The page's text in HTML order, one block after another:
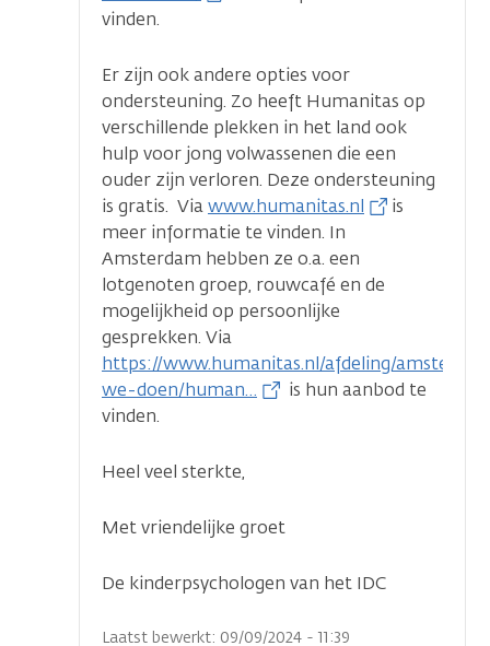
vinden.
Er zijn ook andere opties voor
ondersteuning. Zo heeft Humanitas op
verschillende plekken in het land ook
hulp voor jong volwassenen die een
ouder zijn verloren. Deze ondersteuning
is gratis. Viawww.humanitas.nl
is
meer informatie te vinden. In
Amsterdam hebben ze o.a. een
lotgenoten groep, rouwcafé en de
mogelijkheid op persoonlijke
gesprekken. Via
https://www.humanitas.nl/afdeling/
we-doen/human…
is hun aanbod te
vinden.
Heel veel sterkte,
Met vriendelijke groet
De kinderpsychologen van het IDC
Laatst bewerkt: 09/09/2024 - 11:39